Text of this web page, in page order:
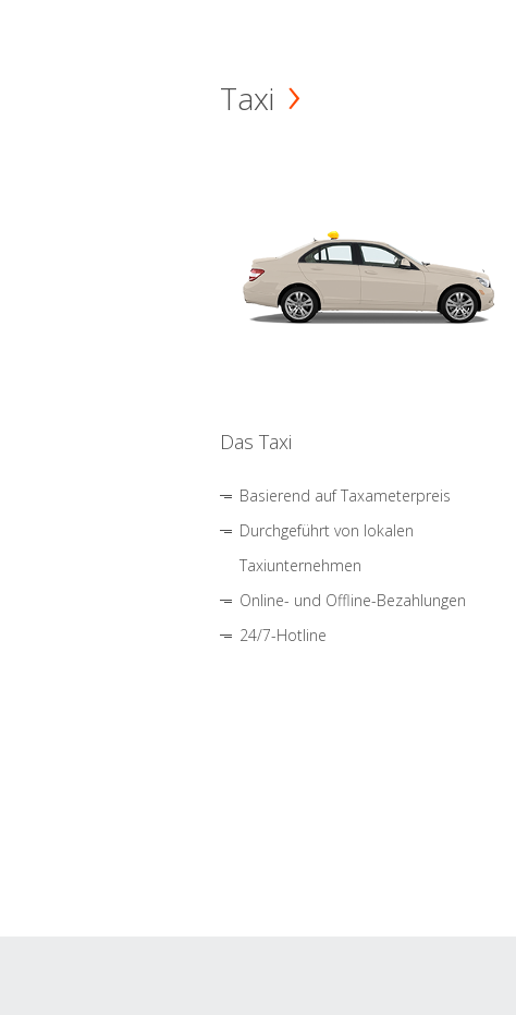
Taxi
Das Taxi
Basierend auf Taxameterpreis
Durchgeführt von lokalen
Taxiunternehmen
Online- und Offline-Bezahlungen
24/7-Hotline